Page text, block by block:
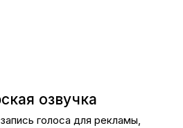
озвучка
голоса для рекламы,